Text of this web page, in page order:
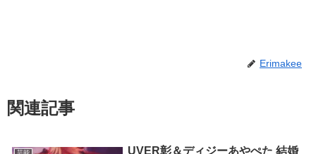
Erimakee
関連記事
UVER彰＆ディジーあやぺた 結婚